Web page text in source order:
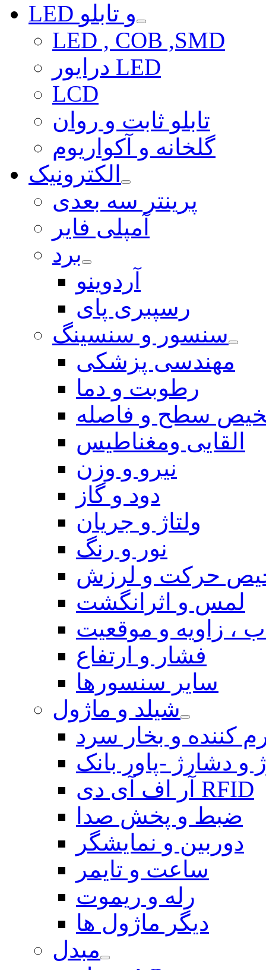
LED و تابلو
LED , COB ,SMD
درایور LED
LCD
تابلو ثابت و روان
گلخانه و آکواریوم
الکترونیک
پرینتر سه بعدی
آمپلی فایر
برد
آردوینو
رسپبری پای
سنسور و سنسینگ
مهندسی پزشکی
رطوبت و دما
سطح و فاصله
القایی ومغناطیس
نیرو و وزن
دود و گاز
ولتاژ و جریان
نور و رنگ
حرکت و لرزش
لمس و اثرانگشت
، زاویه و موقعیت
فشار و ارتفاع
سایر سنسورها
شیلد و ماژول
کننده و بخار سرد
و دشارژ -پاور بانک
آر اف آی دی RFID
ضبط و پخش صدا
دوربین و نمایشگر
ساعت و تایمر
رله و ریموت
دیگر ماژول ها
مبدل